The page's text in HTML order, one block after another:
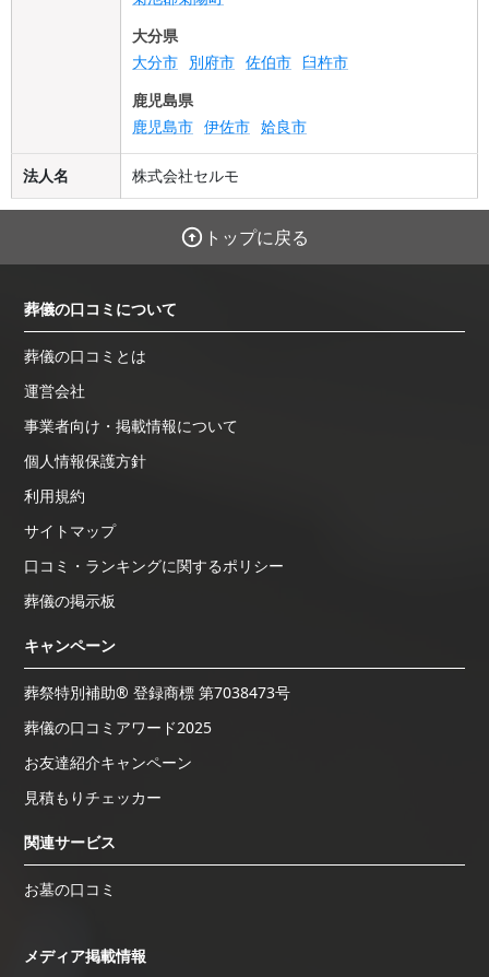
大分県
大分市 別府市 佐伯市 臼杵市
鹿児島県
鹿児島市 伊佐市 姶良市
法人名 株式会社セルモ
トップに戻る
葬儀の口コミについて
葬儀の口コミとは
運営会社
事業者向け・掲載情報について
個人情報保護方針
利用規約
サイトマップ
口コミ・ランキングに関するポリシー
葬儀の掲示板
キャンペーン
葬祭特別補助® 登録商標 第7038473号
葬儀の口コミアワード2025
お友達紹介キャンペーン
見積もりチェッカー
関連サービス
お墓の口コミ
メディア掲載情報